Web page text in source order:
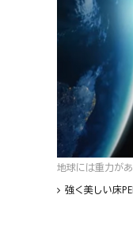
地球には重力が
強く美しい床